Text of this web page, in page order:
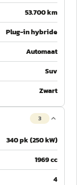
53.700 km
Plug-in hybride
Automaat
Suv
Zwart
3
340 pk (250 kW)
1969 cc
4